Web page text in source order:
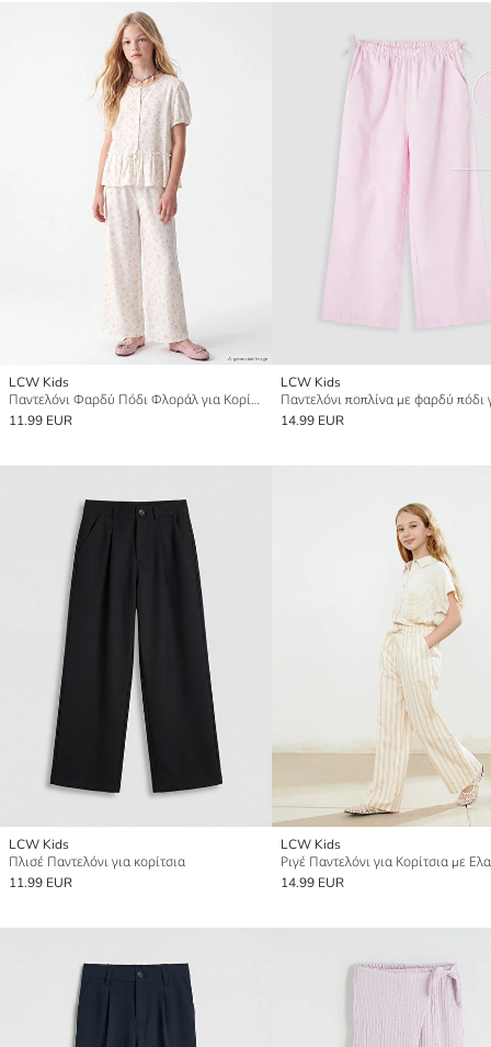
LCW Kids
Παντελόνι Φαρδύ Πόδι Φλοράλ για Κορίτσια
11.99 EUR
LCW Kids
14.99 EUR
LCW Kids
Πλισέ Παντελόνι για κορίτσια
11.99 EUR
LCW Kids
14.99 EUR